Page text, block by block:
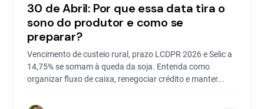
30 de Abril: Por que essa data tira o
sono do produtor e como se
preparar?
Vencimento de custeio rural, prazo LCDPR 2026 e Selic a
14,75% se somam à queda da soja. Entenda como
organizar fluxo de caixa, renegociar crédito e manter...